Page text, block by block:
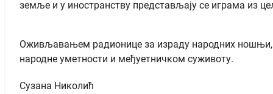
земље и у иностранству представљају се играма из
Оживљавањем радионице за израду народних ношњи,
народне уметности и међуетничком суживоту.
Сузана Николић